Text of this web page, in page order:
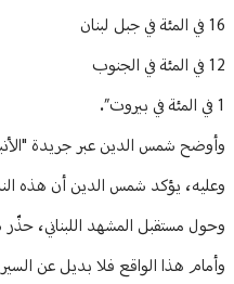
16 في المئة في جبل لبنان
12 في المئة في الجنوب
1 في المئة في بيروت”.
وأوضح شمس الدين عبر جريدة "الأنباء"
وعليه، يؤكد شمس الدين أن هذه
وحول مستقبل المشهد اللبناني،
وأمام هذا الواقع فلا بديل عن